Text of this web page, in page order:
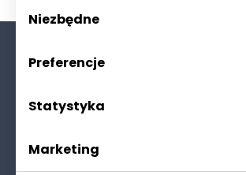
Polityka prywatności
Niezbędne
Preferencje
Statystyka
Marketing